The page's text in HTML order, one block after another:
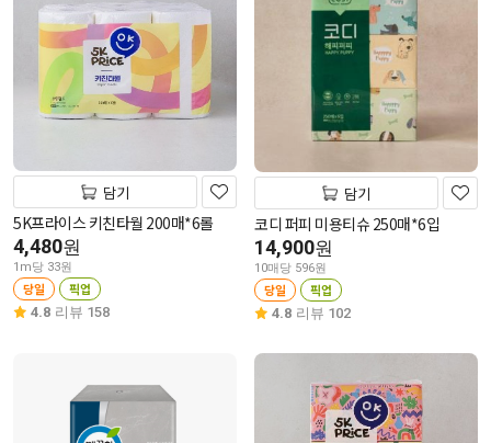
담기
5K프라이스 키친타월 200매*6롤
4,480원
1m당 33원
당일 픽업
4.8 리뷰 158
담기
코디 퍼피 미용티슈 250매*6입
14,900원
10매당 596원
당일 픽업
4.8 리뷰 102